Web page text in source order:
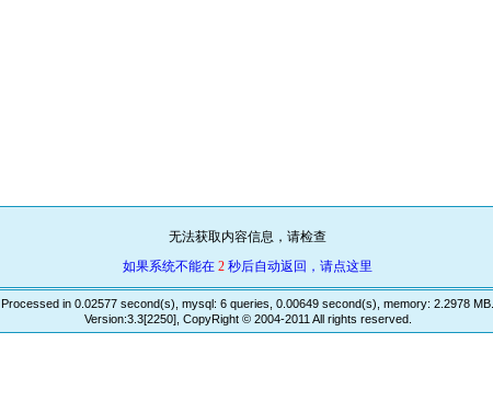
无法获取内容信息，请检查
如果系统不能在 2 秒后自动返回，请点这里
Processed in 0.02577 second(s), mysql: 6 queries, 0.00649 second(s), memory: 2.2978 MB.
Version:3.3[2250], CopyRight © 2004-2011 All rights reserved.